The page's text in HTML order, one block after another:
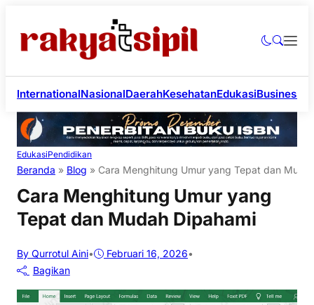
InternationalNasionalDaerahKesehatanEdukasiBusiness
EdukasiPendidikan
Beranda » Blog » Cara Menghitung Umur yang Tepat dan
Cara Menghitung Umur yang
Tepat dan Mudah Dipahami
By Qurrotul Aini• Februari 16, 2026•
Bagikan